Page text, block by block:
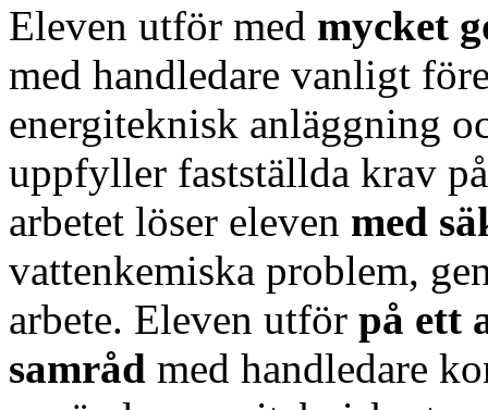
Eleven utför med mycket
med handledare vanligt
energiteknisk anläggning
uppfyller fastställda krav
arbetet löser eleven med
vattenkemiska problem,
arbete. Eleven utför på ett
samråd med handledare